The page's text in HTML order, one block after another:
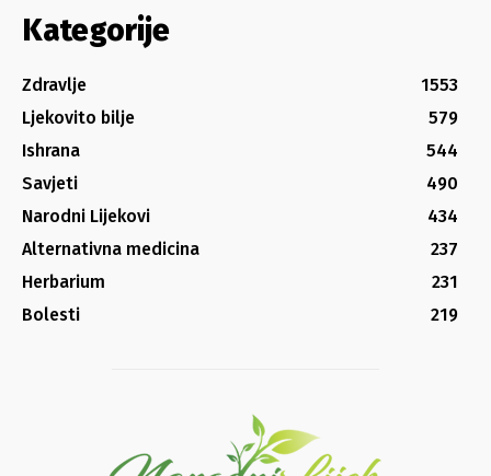
Kategorije
Zdravlje
1553
Ljekovito bilje
579
Ishrana
544
Savjeti
490
Narodni Lijekovi
434
Alternativna medicina
237
Herbarium
231
Bolesti
219